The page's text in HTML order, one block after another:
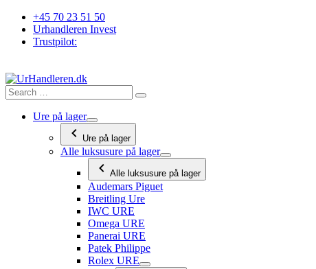
Videre
indhold
+45 70 23 51 50
Urhandleren Invest
Trustpilot:
Ure på lager
Ure på lager
Alle luksusure på lager
Alle luksusure på lager
Audemars Piguet
Breitling Ure
IWC URE
Omega URE
Panerai URE
Patek Philippe
Rolex URE